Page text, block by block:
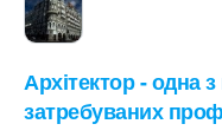
Архітектор - одна
затребуваних